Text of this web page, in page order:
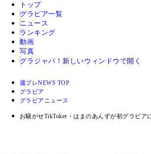
トップ
グラビア一覧
ニュース
ランキング
動画
写真
グラジャパ！ 新しいウィンドウで開く
週プレNEWS TOP
グラビア
グラビアニュース
お騒がせTikToker・はまのあんずが初グラビ